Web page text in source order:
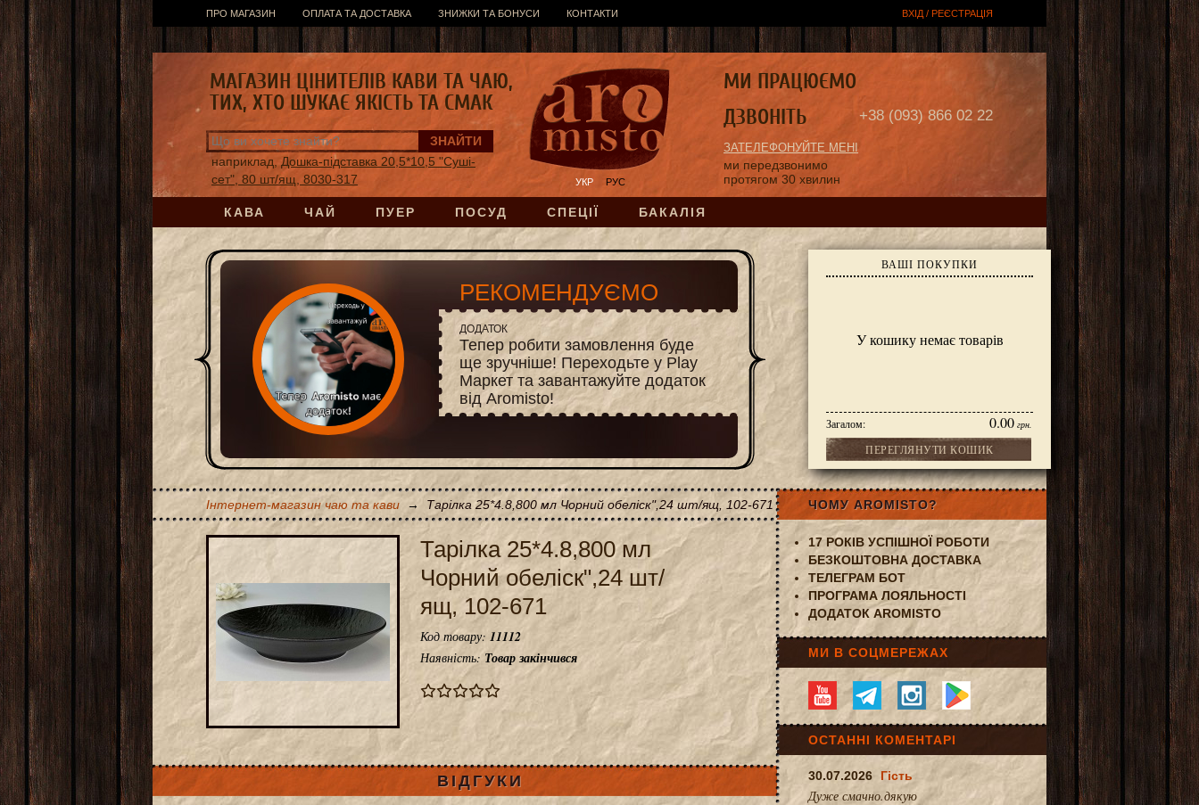
ПРО МАГАЗИН ОПЛАТА ТА ДОСТАВКА ЗНИЖКИ ТА БОНУСИ КОНТАКТИ ВХІД / РЕЄСТРАЦІЯ
КАВА ЧАЙ ПУЕР ПОСУД СПЕЦІЇ БАКАЛІЯ
УКР РУС
наприклад, Дошка-підставка 20,5*10,5 "Суші-
сет", 80 шт/ящ, 8030-317
ВАШІ ПОКУПКИ
У кошику немає товарів
Загалом: 0.00 грн.
ПЕРЕГЛЯНУТИ КОШИК
+38 (093) 866 02 22
ЗАТЕЛЕФОНУЙТЕ МЕНІ
ми передзвонимо
протягом 30 хвилин
МАГАЗИН ЦІНИТЕЛІВ КАВИ ТА ЧАЮ,
ТИХ, ХТО ШУКАЄ ЯКІСТЬ ТА СМАК
МИ ПРАЦЮЄМО
ДЗВОНІТЬ
РЕКОМЕНДУЄМО
ДОДАТОК
Тепер робити замовлення буде
ще зручніше! Переходьте у Play
Маркет та завантажуйте додаток
від Aromisto!
Інтернет-магазин чаю та кави → Тарілка 25*4.8,800 мл Чорний обеліск",24 шт/ящ, 102-671
Тарілка 25*4.8,800 мл
Чорний обеліск",24 шт/
ящ, 102-671
Код товару: 11112
Наявність:Товар закінчився
ВІДГУКИ
ЧОМУ AROMISTO?
17 РОКІВ УСПІШНОЇ РОБОТИ
БЕЗКОШТОВНА ДОСТАВКА
ТЕЛЕГРАМ БОТ
ПРОГРАМА ЛОЯЛЬНОСТІ
ДОДАТОК AROMISTO
МИ В СОЦМЕРЕЖАХ
ОСТАННІ КОМЕНТАРІ
30.07.2026 Гість
Дуже смачно.дякую